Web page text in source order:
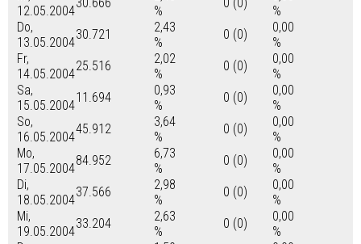
12.05.2004
%
%
Do,
13.05.2004
30.721
2,43
%
0 (0)
0,00
%
Fr,
14.05.2004
25.516
2,02
%
0 (0)
0,00
%
Sa,
15.05.2004
11.694
0,93
%
0 (0)
0,00
%
So,
16.05.2004
45.912
3,64
%
0 (0)
0,00
%
Mo,
17.05.2004
84.952
6,73
%
0 (0)
0,00
%
Di,
18.05.2004
37.566
2,98
%
0 (0)
0,00
%
Mi,
19.05.2004
33.204
2,63
%
0 (0)
0,00
%